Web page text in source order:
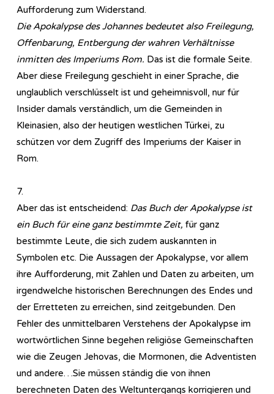
Aufforderung zum Widerstand.
Die Apokalypse des Johannes bedeutet also Freilegung,
Offenbarung, Entbergung der wahren Verhältnisse
inmitten des Imperiums Rom. Das ist die formale Seite.
Aber diese Freilegung geschieht in einer Sprache, die
unglaublich verschlüsselt ist und geheimnisvoll, nur für
Insider damals verständlich, um die Gemeinden in
Kleinasien, also der heutigen westlichen Türkei, zu
schützen vor dem Zugriff des Imperiums der Kaiser in
Rom.
7.
Aber das ist entscheidend: Das Buch der Apokalypse ist
ein Buch für eine ganz bestimmte Zeit, für ganz
bestimmte Leute, die sich zudem auskannten in
Symbolen etc. Die Aussagen der Apokalypse, vor allem
ihre Aufforderung, mit Zahlen und Daten zu arbeiten, um
irgendwelche historischen Berechnungen des Endes und
der Erretteten zu erreichen, sind zeitgebunden. Den
Fehler des unmittelbaren Verstehens der Apokalypse im
wortwörtlichen Sinne begehen religiöse Gemeinschaften
wie die Zeugen Jehovas, die Mormonen, die Adventisten
und andere…Sie müssen ständig die von ihnen
berechneten Daten des Weltuntergangs korrigieren und